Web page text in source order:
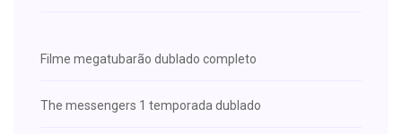
Filme megatubarão dublado completo
The messengers 1 temporada dublado